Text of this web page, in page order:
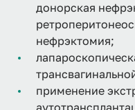
донорская
нефрэктомия;
применение